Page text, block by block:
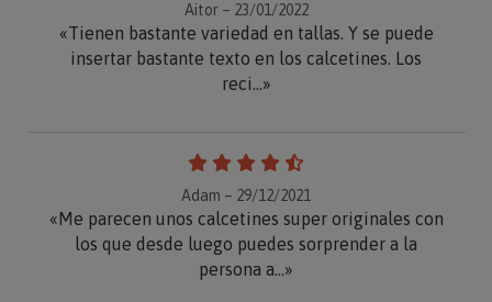
Aitor – 23/01/2022
«Tienen bastante variedad en tallas. Y se puede
insertar bastante texto en los calcetines. Los
reci...»
Adam – 29/12/2021
«Me parecen unos calcetines super originales con
los que desde luego puedes sorprender a la
persona a...»